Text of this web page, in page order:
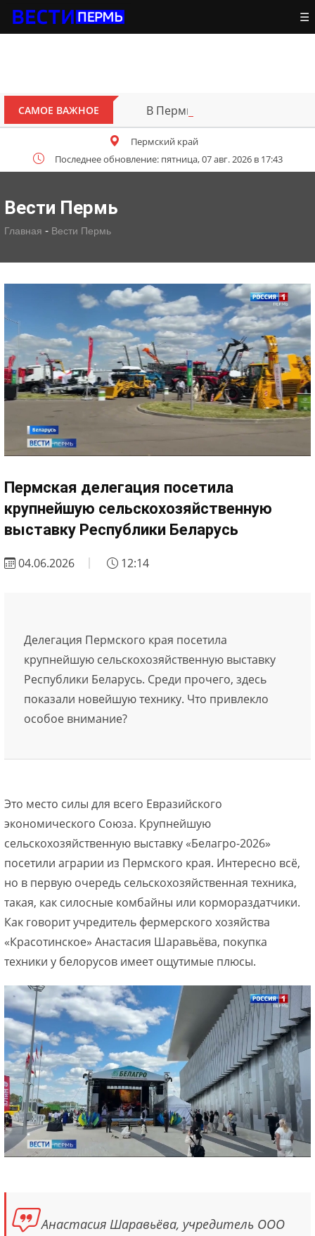
☰
САМОЕ ВАЖНОЕ В Перми открыт для движения
Пермский край
Последнее обновление: пятница, 07 авг. 2026 в 17:43
Вести Пермь
Главная - Вести Пермь
Пермская делегация посетила
крупнейшую сельскохозяйственную
выставку Республики Беларусь
04.06.2026 12:14
Делегация Пермского края посетила
крупнейшую сельскохозяйственную выставку
Республики Беларусь. Среди прочего, здесь
показали новейшую технику. Что привлекло
особое внимание?
Это место силы для всего Евразийского
экономического Союза. Крупнейшую
сельскохозяйственную выставку «Белагро-2026»
посетили аграрии из Пермского края. Интересно всё,
но в первую очередь сельскохозяйственная техника,
такая, как силосные комбайны или кормораздатчики.
Как говорит учредитель фермерского хозяйства
«Красотинское» Анастасия Шаравьёва, покупка
техники у белорусов имеет ощутимые плюсы.
Анастасия Шаравьёва, учредитель ООО